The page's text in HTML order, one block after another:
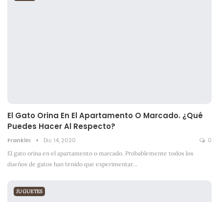
El Gato Orina En El Apartamento O Marcado. ¿Qué
Puedes Hacer Al Respecto?
Franklin Dic 14, 2020 0
El gato orina en el apartamento o marcado. Probablemente todos los
dueños de gatos han tenido que experimentar…
JUGUETES